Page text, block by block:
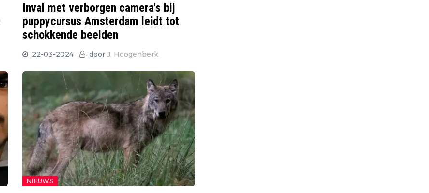
Inval met verborgen camera's bij
puppycursus Amsterdam leidt tot
schokkende beelden
22-03-2024 door J. Hoogenberk
NIEUWS